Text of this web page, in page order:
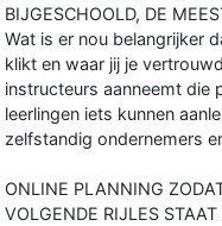
BIJGESCHOOLD, DE
Wat is er nou belangrijker
klikt en waar jij je
instructeurs aanneemt die
leerlingen iets kunnen
zelfstandig ondernemers
ONLINE PLANNING
VOLGENDE RIJLES